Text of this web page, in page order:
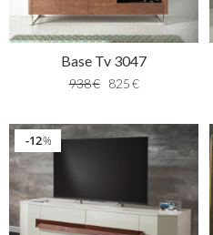
Base Tv 3047
938€ 825€
%
12